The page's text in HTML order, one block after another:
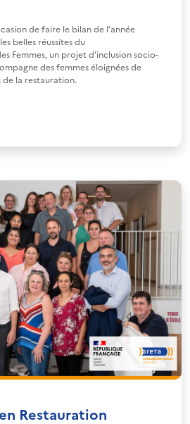
de faire le bilan de l’année
belles réussites du
Femmes, un projet d’inclusion socio-
des femmes éloignées de
de la restauration.
Restauration